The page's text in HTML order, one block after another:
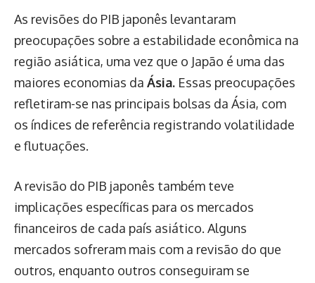
As revisões do PIB japonês levantaram
preocupações sobre a estabilidade econômica na
região asiática, uma vez que o Japão é uma das
maiores economias da Ásia. Essas preocupações
refletiram-se nas principais bolsas da Ásia, com
os índices de referência registrando volatilidade
e flutuações.
A revisão do PIB japonês também teve
implicações específicas para os mercados
financeiros de cada país asiático. Alguns
mercados sofreram mais com a revisão do que
outros, enquanto outros conseguiram se